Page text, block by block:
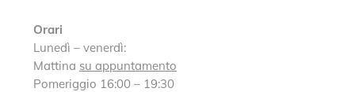
Orari
Lunedì – venerdì:
Mattina su appuntamento
Pomeriggio 16:00 – 19:30